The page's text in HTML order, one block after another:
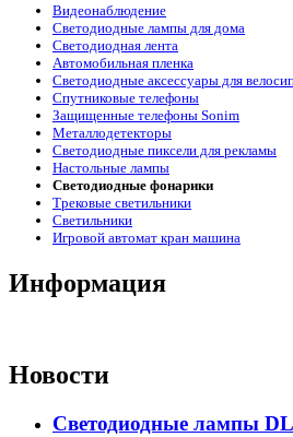
Видеонаблюдение
Светодиодные лампы для дома
Светодиодная лента
Автомобильная пленка
Светодиодные аксессуары для
Спутниковые телефоны
Защищенные телефоны Sonim
Металлодетекторы
Светодиодные пиксели для рекламы
Настольные лампы
Светодиодные фонарики
Трековые светильники
Светильники
Игровой автомат кран машина
Информация
Новости
Светодиодные лампы